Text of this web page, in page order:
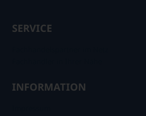
SERVICE
INFORMATION